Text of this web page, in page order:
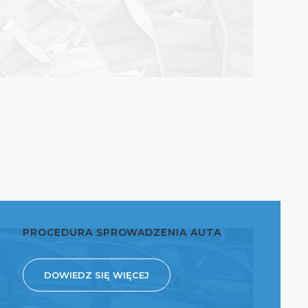
PROCEDURA SPROWADZENIA AUTA
DOWIEDZ SIĘ WIĘCEJ